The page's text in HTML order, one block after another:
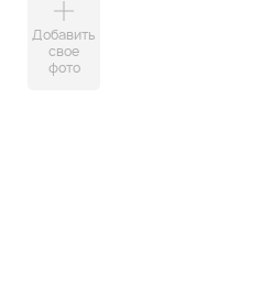
Добавить
свое
фото